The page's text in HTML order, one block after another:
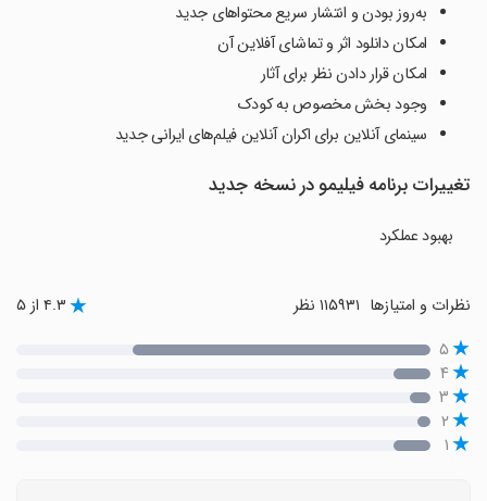
به‌روز بودن و انتشار سریع محتواهای جدید
امکان دانلود اثر و تماشای آفلاین آن
امکان قرار دادن نظر برای آثار
وجود بخش مخصوص به کودک
سینمای آنلاین برای اکران آنلاین فیلم‌های ایرانی جدید
تغییرات برنامه فیلیمو در نسخه جدید
بهبود عملکرد
نظرات و امتیازها ۴.۳ از ۵
۵
۴
۳
۲
۱